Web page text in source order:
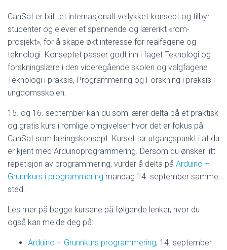
CanSat er blitt et internasjonalt vellykket konsept og tilbyr
studenter og elever et spennende og lærerikt «rom-
prosjekt», for å skape økt interesse for realfagene og
teknologi. Konseptet passer godt inn i faget Teknologi og
forskningslære i den videregående skolen og valgfagene
Teknologi i praksis, Programmering og Forskning i praksis i
ungdomsskolen.
15. og 16. september kan du som lærer delta på et praktisk
og gratis kurs i romlige omgivelser hvor det er fokus på
CanSat som læringskonsept. Kurset tar utgangspunkt i at du
er kjent med Arduinoprogrammering. Dersom du ønsker litt
repetisjon av programmering, vurder å delta på Arduino –
Grunnkurs i programmering mandag 14. september samme
sted.
Les mer på begge kursene på følgende lenker, hvor du
også kan melde deg på:
Arduino – Grunnkurs programmering, 14. september